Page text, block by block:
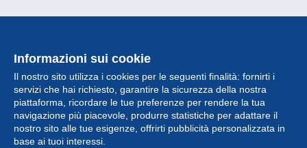
Informazioni sui cookie
Il nostro sito utilizza i cookies per le seguenti finalità: fornirti i
servizi che hai richiesto, garantire la sicurezza della nostra
piattaforma, ricordare le tue preferenze per rendere la tua
navigazione più piacevole, produrre statistiche per adattare il
nostro sito alle tue esigenze, offrirti pubblicità personalizzata in
base ai tuoi interessi.
Collezione